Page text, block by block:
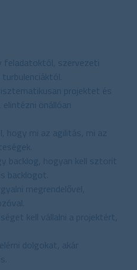
feladatoktól, szervezeti
projektet és
önállóan
hogy mi az agilitás, mi az
backlog, hogyan kell sztorit
backlogot.
megrendelővel,
kell vállalni a projektért,
dolgokat, akár